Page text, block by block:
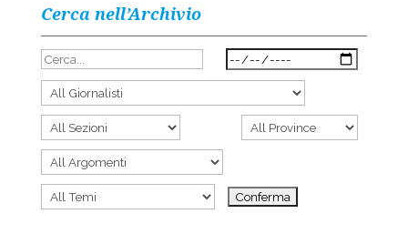
Cerca nell’Archivio